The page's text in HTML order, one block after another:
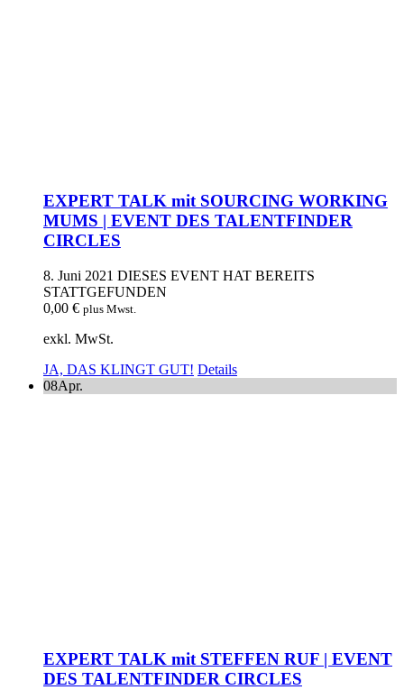
EXPERT TALK mit SOURCING WORKING
MUMS | EVENT DES TALENTFINDER
CIRCLES
8. Juni 2021 DIESES EVENT HAT BEREITS
STATTGEFUNDEN
0,00 € plus Mwst.
exkl. MwSt.
JA, DAS KLINGT GUT! Details
08Apr.
EXPERT TALK mit STEFFEN RUF | EVENT
DES TALENTFINDER CIRCLES